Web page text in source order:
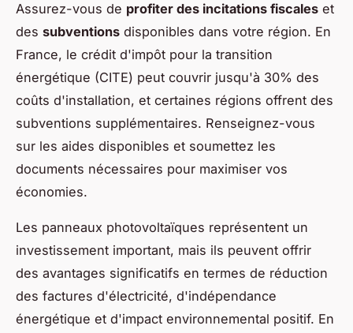
Assurez-vous de profiter des incitations fiscales et
des subventions disponibles dans votre région. En
France, le crédit d'impôt pour la transition
énergétique (CITE) peut couvrir jusqu'à 30% des
coûts d'installation, et certaines régions offrent des
subventions supplémentaires. Renseignez-vous
sur les aides disponibles et soumettez les
documents nécessaires pour maximiser vos
économies.
Les panneaux photovoltaïques représentent un
investissement important, mais ils peuvent offrir
des avantages significatifs en termes de réduction
des factures d'électricité, d'indépendance
énergétique et d'impact environnemental positif. En